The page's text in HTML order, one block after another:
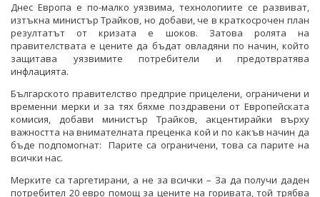
Днес Европа е по-малко уязвима, технологиите се развиват,
изтъкна министър Трайков, но добави, че в краткосрочен план
резултатът от кризата е шоков. Затова ролята на
правителствата е цените да бъдат овладяни по начин, който
защитава уязвимите потребители и предотвратява
инфлацията.
Българското правителство предприе прицелени, ограничени и
временни мерки и за тях бяхме поздравени от Европейската
комисия, добави министър Трайков, акцентирайки върху
важността на внимателната преценка кой и по какъв начин да
бъде подпомогнат: Парите са ограничени, това са парите на
всички нас.
Мерките са таргетирани, а не за всички – За да получи даден
потребител 20 евро помощ за цените на горивата, той трябва